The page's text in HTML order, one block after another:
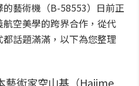
藝術機（B-58553）日前正
空美學的跨界合作，從代
話題滿滿，以下為您整理